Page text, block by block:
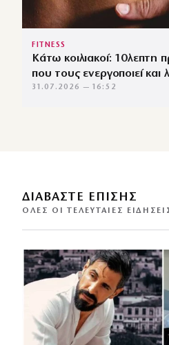
FITNESS
Κάτω κοιλιακοί:
που τους ενεργοποιεί και
31.07.2026 — 16:52
ΔΙΑΒΑΣΤΕ ΕΠΙΣΗΣ
ΌΛΕΣ ΟΙ ΤΕΛΕΥΤΑΊΕΣ